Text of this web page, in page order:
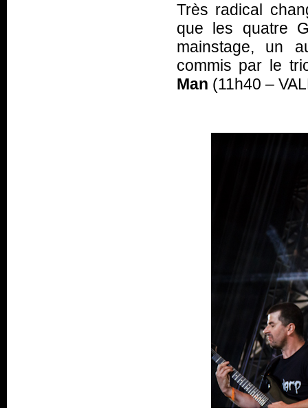
Très radical
que les quatre
mainstage, un
commis par le
Man (11h40 –